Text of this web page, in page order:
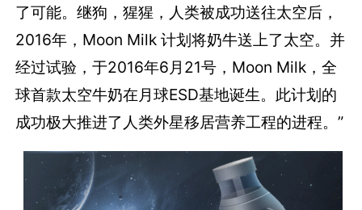
了可能。继狗，猩猩，人类被成功送往太空后，
2016年，Moon Milk 计划将奶牛送上了太空。并
经过试验，于2016年6月21号，Moon Milk，全
球首款太空牛奶在月球ESD基地诞生。此计划的
成功极大推进了人类外星移居营养工程的进程。”